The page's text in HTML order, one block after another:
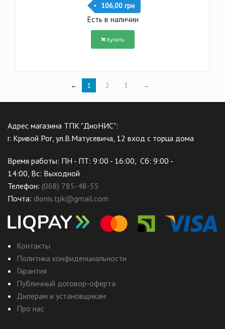
106,00 грн
Есть в наличии
Купить
← 1 2 3 →
Адрес магазина ТПК "ДиоНИС":
г. Кривой Рог, ул.В.Матусевича, 12 вход с торца дома
Время работы: ПН - ПТ: 9:00 - 16:00, Сб: 9:00 -
14:00, Вс: Выходной
Телефон: (068) 785-48-55
Почта: dionis.tpk@gmail.com
Контакты
Политика конфиденциальности
Гарантия
Публичный договор-оферта
Дилерам и установщикам
Про нас